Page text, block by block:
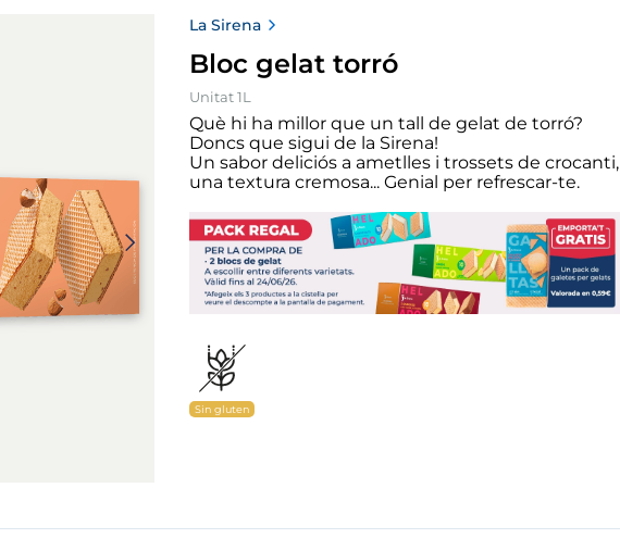
La Sirena
Bloc gelat torró
Unitat 1L
Què hi ha millor que un tall de gelat de torró?
Doncs que sigui de la Sirena!
Un sabor deliciós a ametlles i trossets de crocanti,
una textura cremosa... Genial per refrescar-te.
Sin gluten